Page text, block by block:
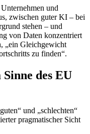
und
zwischen guter KI – bei
stehen – und
von Daten konzentriert
„ein Gleichgewicht
zu finden“.
des EU
und „schlechten“
pragmatischer Sicht